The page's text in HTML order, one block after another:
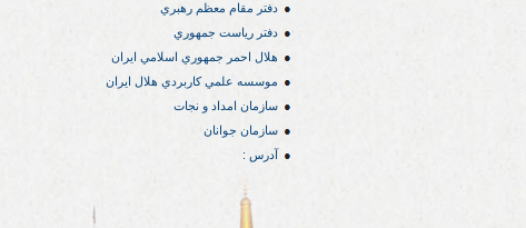
دفتر مقام معظم رهبري
دفتر رياست جمهوري
هلال احمر جمهوري اسلامي ايران
موسسه علمي كاربردي هلال ایران
سازمان امداد و نجات
سازمان جوانان
آدرس :